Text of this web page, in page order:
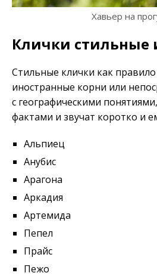
Хавьер на
Клички стильные
Стильные клички как
иностранные корни или
с географическими
фактами и звучат коротко и
Альпиец
Анубис
Арагона
Аркадия
Артемида
Пепел
Прайс
Пежо